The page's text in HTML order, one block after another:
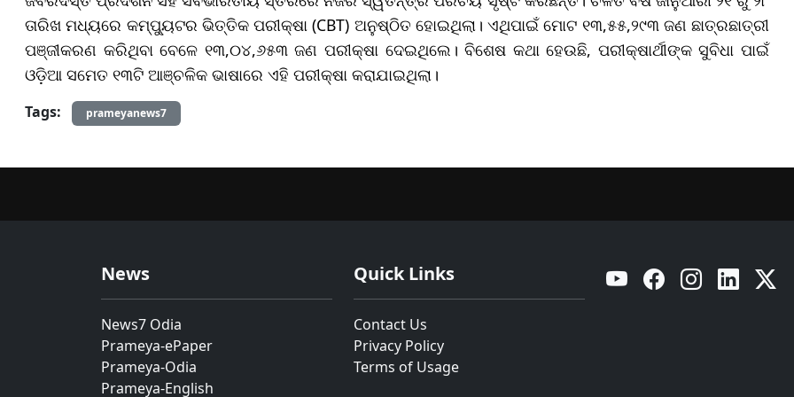
ତାରିଖ ମଧ୍ୟରେ କମ୍ପ୍ୟୁଟର ଭିତ୍ତିକ ପରୀକ୍ଷା (CBT) ଅନୁଷ୍ଠିତ ହୋଇଥିଲା। ଏଥିପାଇଁ ମୋଟ ୧୩,୫୫,୨୯୩ ଜଣ ଛାତ୍ରଛାତ୍ରୀ
ପଞ୍ଜୀକରଣ କରିଥିବା ବେଳେ ୧୩,୦୪,୬୫୩ ଜଣ ପରୀକ୍ଷା ଦେଇଥିଲେ। ବିଶେଷ କଥା ହେଉଛି, ପରୀକ୍ଷାର୍ଥୀଙ୍କ ସୁବିଧା ପାଇଁ
ଓଡ଼ିଆ ସମେତ ୧୩ଟି ଆଞ୍ଚଳିକ ଭାଷାରେ ଏହି ପରୀକ୍ଷା କରାଯାଇଥିଲା।
Tags: prameyanews7
News
News7 Odia
Prameya-ePaper
Prameya-Odia
Prameya-English
Quick Links
Contact Us
Privacy Policy
Terms of Usage
YouTube Facebook Instagram